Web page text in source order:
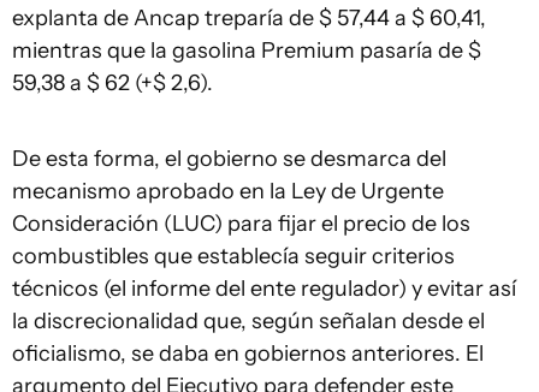
explanta de Ancap treparía de $ 57,44 a $ 60,41,
mientras que la gasolina Premium pasaría de $
59,38 a $ 62 (+$ 2,6).
De esta forma, el gobierno se desmarca del
mecanismo aprobado en la Ley de Urgente
Consideración (LUC) para fijar el precio de los
combustibles que establecía seguir criterios
técnicos (el informe del ente regulador) y evitar así
la discrecionalidad que, según señalan desde el
oficialismo, se daba en gobiernos anteriores. El
argumento del Ejecutivo para defender este